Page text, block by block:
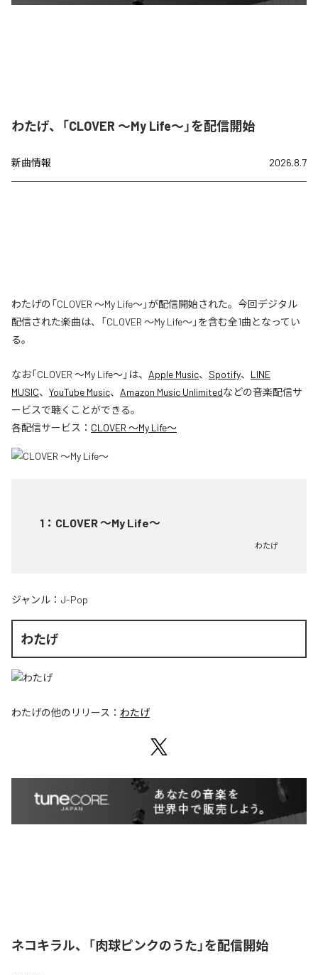
わたげ、「CLOVER ～My Life～」を配信開始
新曲情報 2026.8.7
わたげの「CLOVER ～My Life～」が配信開始された。今回デジタル
配信された楽曲は、「CLOVER ～My Life～」を含む全1曲となってい
る。
なお「CLOVER ～My Life～」は、 Apple Music、 Spotify、 LINE
MUSIC、 YouTube Music、 Amazon Music Unlimitedなどの音楽配信サ
ービスで聴くことができる。
各配信サービス： CLOVER ～My Life～
1 ： CLOVER ～My Life～
わたげ
ジャンル： J-Pop
わたげ
わたげの他のリリース： わたげ
ネコキラル、「肉球ピンクのうた」を配信開始